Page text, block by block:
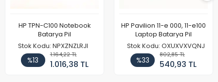
HP TPN-C100 Notebook
Batarya Pil
Stok Kodu: NPXZNZLRJI
%13
1.164,22 TL
1.016,38 TL
HP Pavilion 11-e 000, 11-e100
Laptop Batarya Pil
Stok Kodu: OXUXVXVQNJ
%33
802,85 TL
540,93 TL